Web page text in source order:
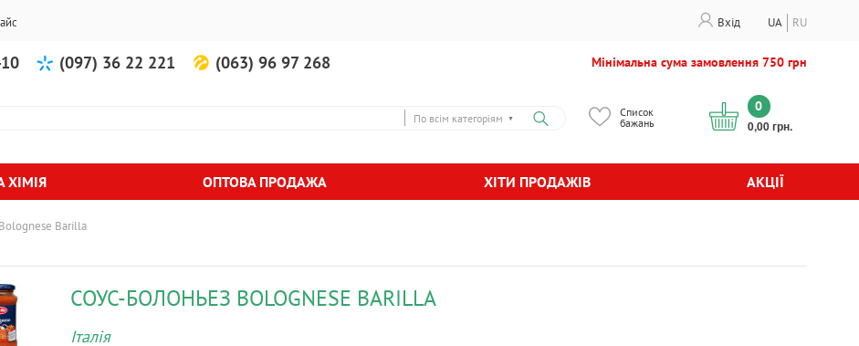
Вхід RU
UA
(097) 36 22 221 (063) 96 97 268 Мінімальна сума замовлення 750 грн
По всім категоріям ▼
Список
бажань
0
0,00 грн.
ХІМІЯ ОПТОВА ПРОДАЖА ХІТИ ПРОДАЖІВ АКЦІЇ
Barilla
СОУС-БОЛОНЬЕЗ BOLOGNESE BARILLA
Італія